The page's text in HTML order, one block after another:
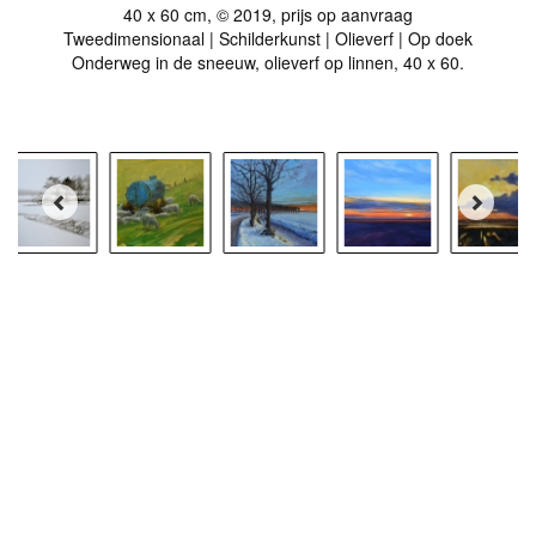
40 x 60 cm, © 2019, prijs op aanvraag
Tweedimensionaal | Schilderkunst | Olieverf | Op doek
Onderweg in de sneeuw, olieverf op linnen, 40 x 60.